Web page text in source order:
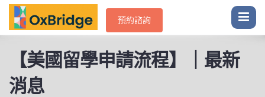
預約諮詢
【美國留學申請流程】｜最新
消息